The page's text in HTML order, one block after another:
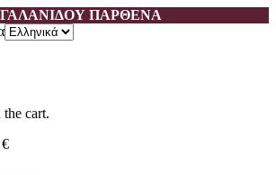
ΓΑΛΑΝΙΔΟΥ ΠΑΡΘΕΝΑ
cart.
€